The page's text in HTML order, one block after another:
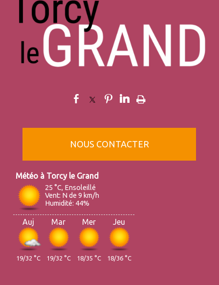
NOUS CONTACTER
Torcy le Grand
25 °C, Ensoleillé
Vent: N de 9 km/h
Humidité: 44%
Auj
19/32 °C
Mar
19/32 °C
Mer
18/35 °C
Jeu
18/36 °C